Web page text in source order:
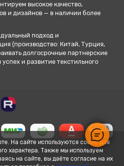
На сайте используются cookie для
характера. Также мы используем
на сайте, вы даёте согласие на их
высокое качество,
и дизайнов — в наличии более
подход и
(производство: Китай, Турция,
долгосрочные партнерские
и развитие текстильного